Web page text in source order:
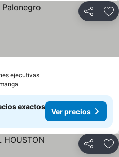
Compartir
ejecutivasVer precios
exactos
Ver precios
Compartir